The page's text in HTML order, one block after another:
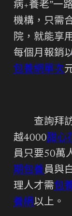
病+養老”一
機構，只需
院，就能享
每個月報銷
包養網單次
查詢拜
越4000甜心
員只要50萬
期包養員與
理人才需包
養網以上。